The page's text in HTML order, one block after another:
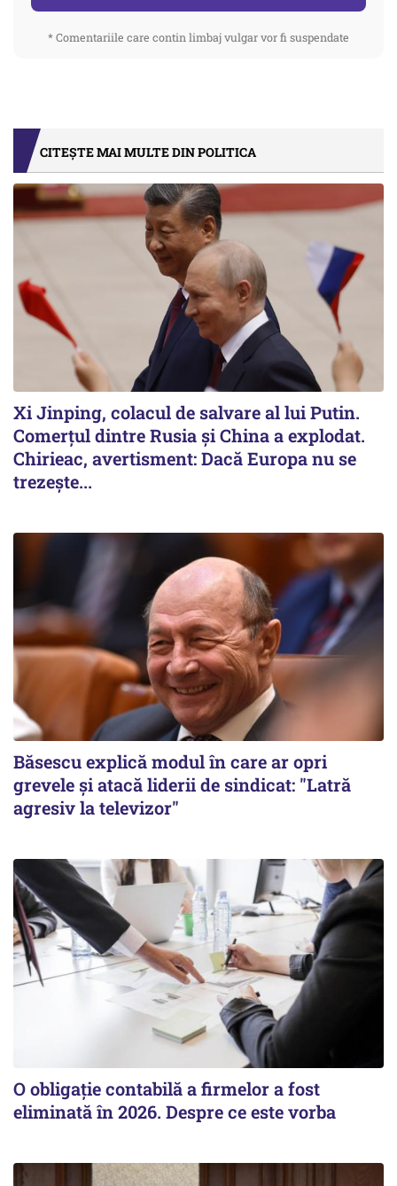
* Comentariile care contin limbaj vulgar vor fi suspendate
CITEȘTE MAI MULTE DIN POLITICA
Xi Jinping, colacul de salvare al lui Putin.
Comerțul dintre Rusia și China a explodat.
Chirieac, avertisment: Dacă Europa nu se
trezește...
Băsescu explică modul în care ar opri
grevele și atacă liderii de sindicat: "Latră
agresiv la televizor"
O obligație contabilă a firmelor a fost
eliminată în 2026. Despre ce este vorba